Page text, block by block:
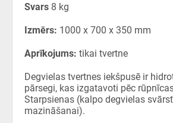
Svars 8 kg
Izmērs: 1000 х 700 х 350 mm
Aprīkojums: tikai tvertne
Degvielas tvertnes iekšpusē ir
pārsegi, kas izgatavoti pēc
Starpsienas (kalpo degvielas
mazināšanai).